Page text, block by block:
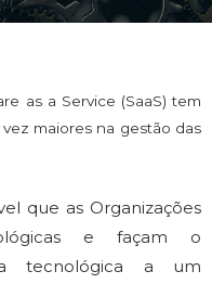
as a Service (SaaS) tem
maiores na gestão das
que as Organizações
e façam o
tecnológica a um